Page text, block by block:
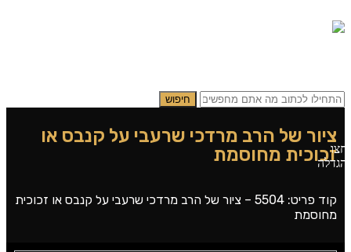
חיפוש
ציור של הרב מרדכי שרעבי על קנבס או
זכוכית מחוסמת
קוד פריט: 5504 – ציור של הרב מרדכי שרעבי על קנבס או זכוכית
מחוסמת